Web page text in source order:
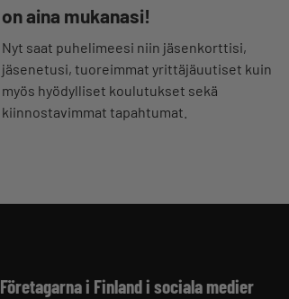
on aina mukanasi!
Nyt saat puhelimeesi niin jäsenkorttisi,
jäsenetusi, tuoreimmat yrittäjäuutiset kuin
myös hyödylliset koulutukset sekä
kiinnostavimmat tapahtumat.
Företagarna i Finland i sociala medier